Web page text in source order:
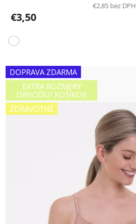
€2,85 bez DPH
€3,50
DOPRAVA ZDARMA
EXTRA ROZMERY
OBVODU/ KOŠÍKOV
ZDRAVOTNÉ